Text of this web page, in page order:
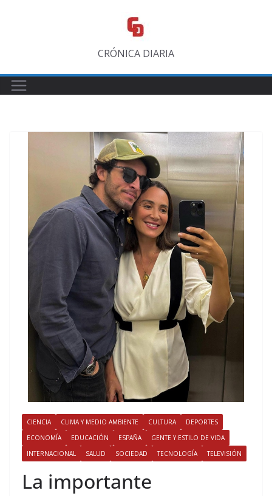
CRÓNICA DIARIA
CIENCIA CLIMA Y MEDIO AMBIENTE CULTURA
DEPORTES
ECONOMÍA
EDUCACIÓN ESPAÑA
GENTE Y ESTILO DE VIDA
INTERNACIONAL
SALUD SOCIEDAD TECNOLOGÍA TELEVISIÓN
​La importante